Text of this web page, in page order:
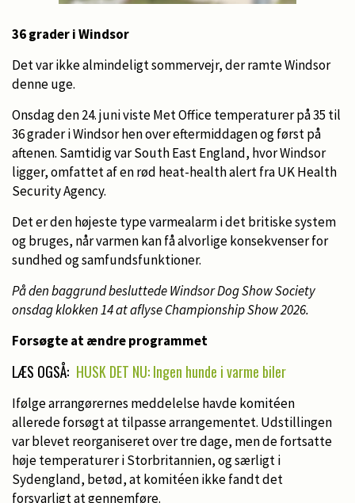
36 grader i Windsor
Det var ikke almindeligt sommervejr, der ramte Windsor
denne uge.
Onsdag den 24. juni viste Met Office temperaturer på 35 til
36 grader i Windsor hen over eftermiddagen og først på
aftenen. Samtidig var South East England, hvor Windsor
ligger, omfattet af en rød heat-health alert fra UK Health
Security Agency.
Det er den højeste type varmealarm i det britiske system
og bruges, når varmen kan få alvorlige konsekvenser for
sundhed og samfundsfunktioner.
På den baggrund besluttede Windsor Dog Show Society
onsdag klokken 14 at aflyse Championship Show 2026.
Forsøgte at ændre programmet
LÆS OGSÅ: HUSK DET NU: Ingen hunde i varme biler
Ifølge arrangørernes meddelelse havde komitéen
allerede forsøgt at tilpasse arrangementet. Udstillingen
var blevet reorganiseret over tre dage, men de fortsatte
høje temperaturer i Storbritannien, og særligt i
Sydengland, betød, at komitéen ikke fandt det
forsvarligt at gennemføre.